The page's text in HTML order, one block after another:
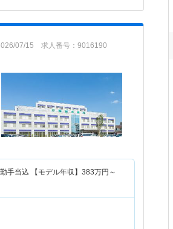
07/15 求人番号：9016190
当込 【モデル年収】 383万円～